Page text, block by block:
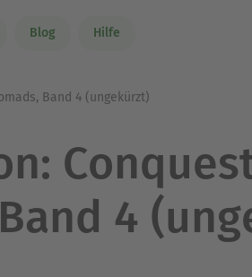
Blog Hilfe
Band 4 (ungekürzt)
4